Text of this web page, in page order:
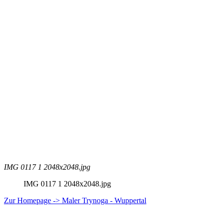
IMG 0117 1 2048x2048.jpg
IMG 0117 1 2048x2048.jpg
Zur Homepage -> Maler Trynoga - Wuppertal